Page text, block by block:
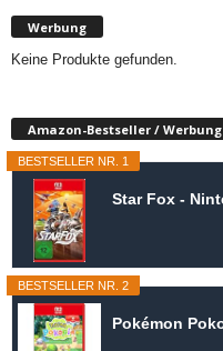
Werbung
Keine Produkte gefunden.
Amazon-Bestseller / Werbung
BESTSELLER NR. 1
Star Fox -
BESTSELLER NR. 2
Pokémon